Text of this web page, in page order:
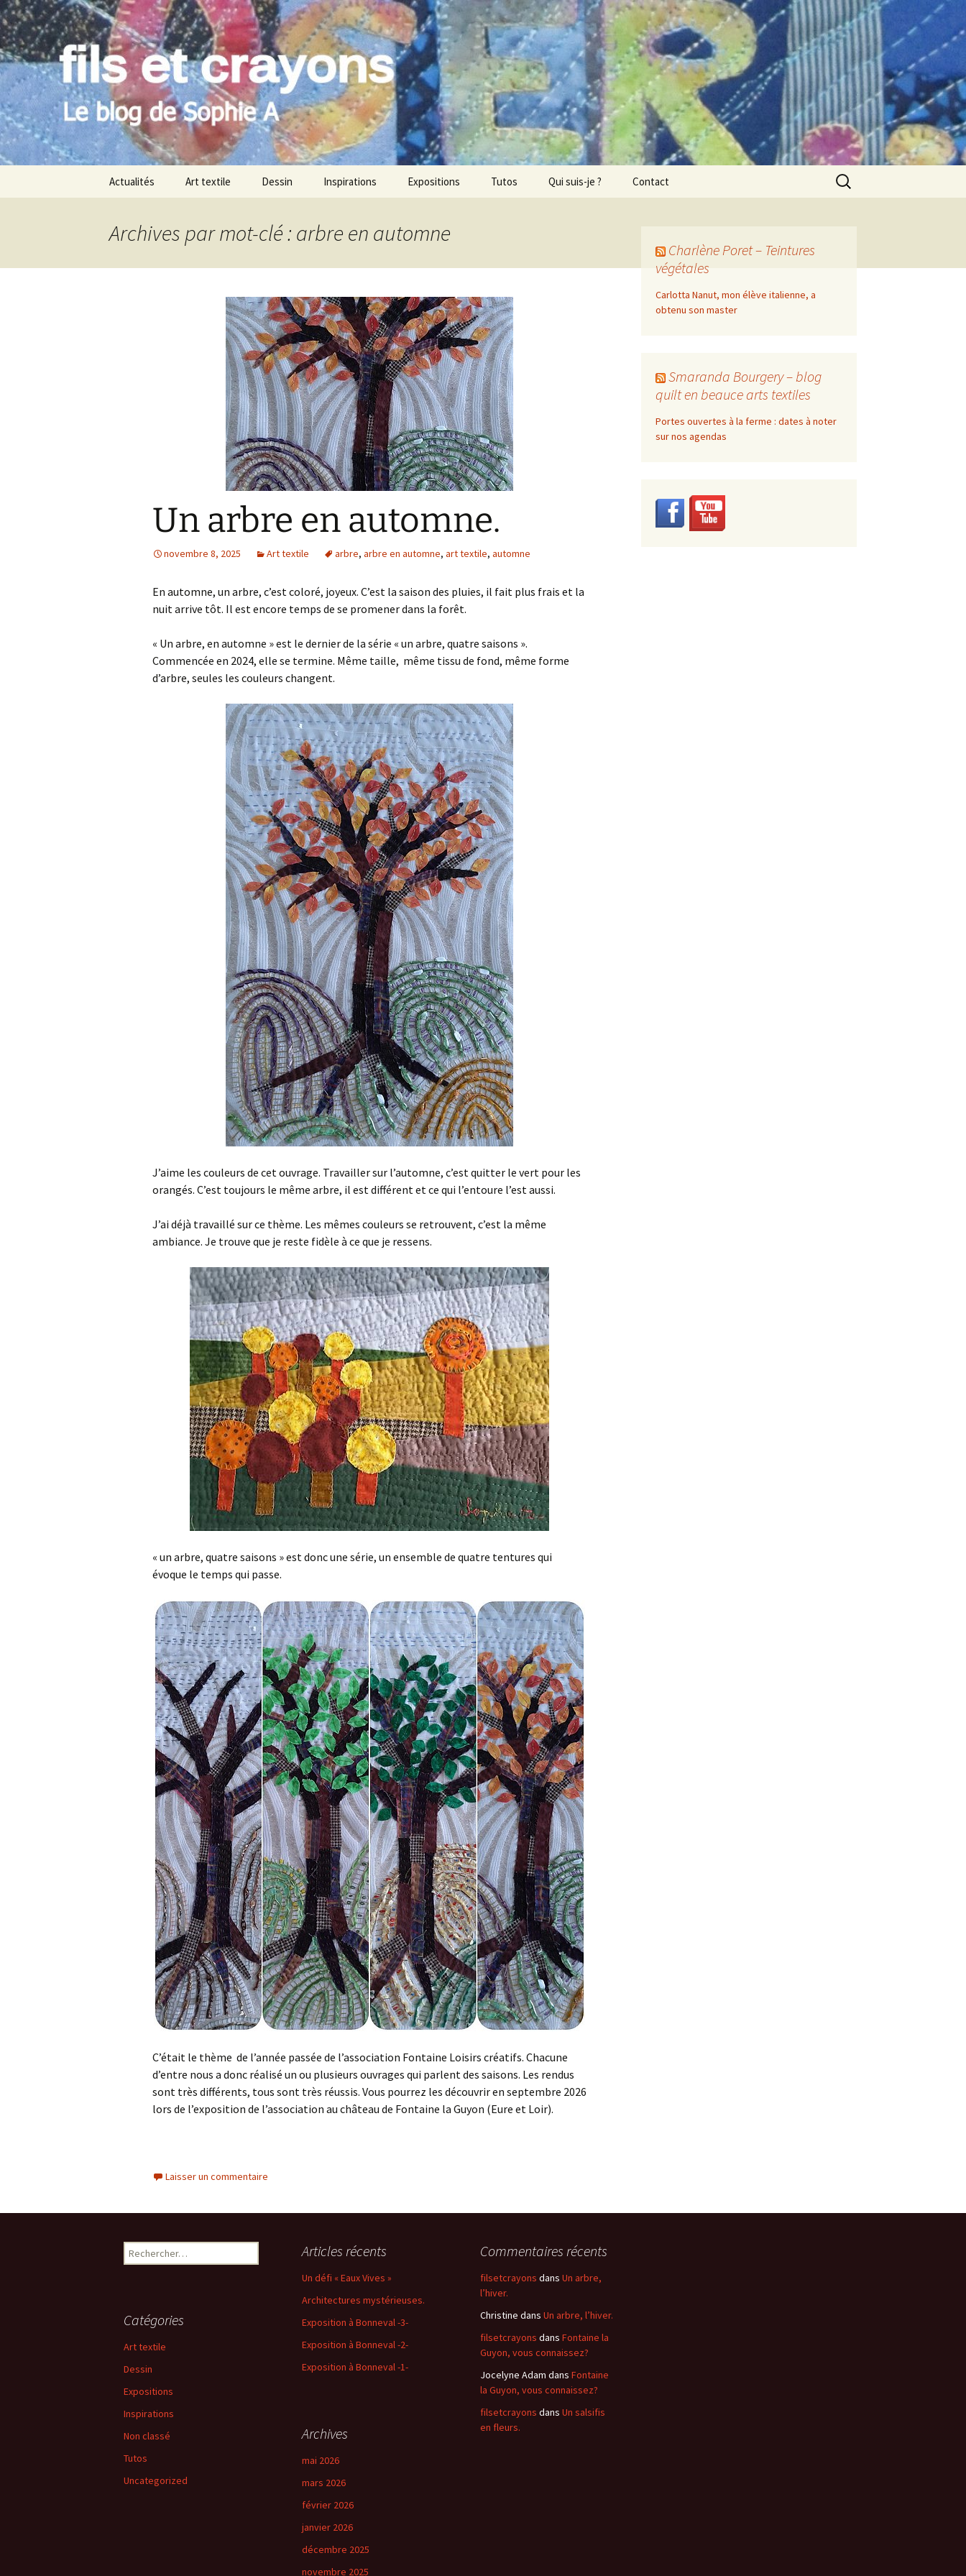
Aller
au
contenu
filsetcrayons
Le blog de Sophie A
Actualités Art textile Dessin Inspirations Expositions Tutos Qui suis-je ? Contact
Rechercher :
Archives par mot-clé : arbre en automne
Un arbre en automne.
novembre 8, 2025 Art textile arbre, arbre en automne, art textile, automne
En automne, un arbre, c’est coloré, joyeux. C’est la saison des pluies, il fait plus frais et la
nuit arrive tôt. Il est encore temps de se promener dans la forêt.
« Un arbre, en automne » est le dernier de la série « un arbre, quatre saisons ».
Commencée en 2024, elle se termine. Même taille, même tissu de fond, même forme
d’arbre, seules les couleurs changent.
J’aime les couleurs de cet ouvrage. Travailler sur l’automne, c’est quitter le vert pour les
orangés. C’est toujours le même arbre, il est différent et ce qui l’entoure l’est aussi.
J’ai déjà travaillé sur ce thème. Les mêmes couleurs se retrouvent, c’est la même
ambiance. Je trouve que je reste fidèle à ce que je ressens.
« un arbre, quatre saisons » est donc une série, un ensemble de quatre tentures qui
évoque le temps qui passe.
C’était le thème de l’année passée de l’association Fontaine Loisirs créatifs. Chacune
d’entre nous a donc réalisé un ou plusieurs ouvrages qui parlent des saisons. Les rendus
sont très différents, tous sont très réussis. Vous pourrez les découvrir en septembre 2026
lors de l’exposition de l’association au château de Fontaine la Guyon (Eure et Loir).
Laisser un commentaire
Charlène Poret – Teintures
végétales
Carlotta Nanut, mon élève italienne, a
obtenu son master
Smaranda Bourgery – blog
quilt en beauce arts textiles
Portes ouvertes à la ferme : dates à noter
sur nos agendas
Rechercher : Articles récents
Un défi « Eaux Vives »
Architectures mystérieuses.
Exposition à Bonneval -3-
Exposition à Bonneval -2-
Exposition à Bonneval -1-
Commentaires récents
filsetcrayons dans Un arbre,
l’hiver.
Christine dans Un arbre, l’hiver.
filsetcrayons dans Fontaine la
Guyon, vous connaissez?
Jocelyne Adam dans Fontaine
la Guyon, vous connaissez?
filsetcrayons dans Un salsifis
en fleurs.
Catégories
Art textile
Dessin
Expositions
Inspirations
Non classé
Tutos
Uncategorized
Archives
mai 2026
mars 2026
février 2026
janvier 2026
décembre 2025
novembre 2025